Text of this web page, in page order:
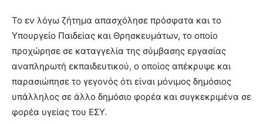
Το εν λόγω ζήτημα απασχόλησε πρόσφατα και το
Υπουργείο Παιδείας και Θρησκευμάτων, το οποίο
προχώρησε σε καταγγελία της σύμβασης εργασίας
αναπληρωτή εκπαιδευτικού, ο οποίος απέκρυψε και
παρασιώπησε το γεγονός ότι είναι μόνιμος δημόσιος
υπάλληλος σε άλλο δημόσιο φορέα και συγκεκριμένα σε
φορέα υγείας του ΕΣΥ.